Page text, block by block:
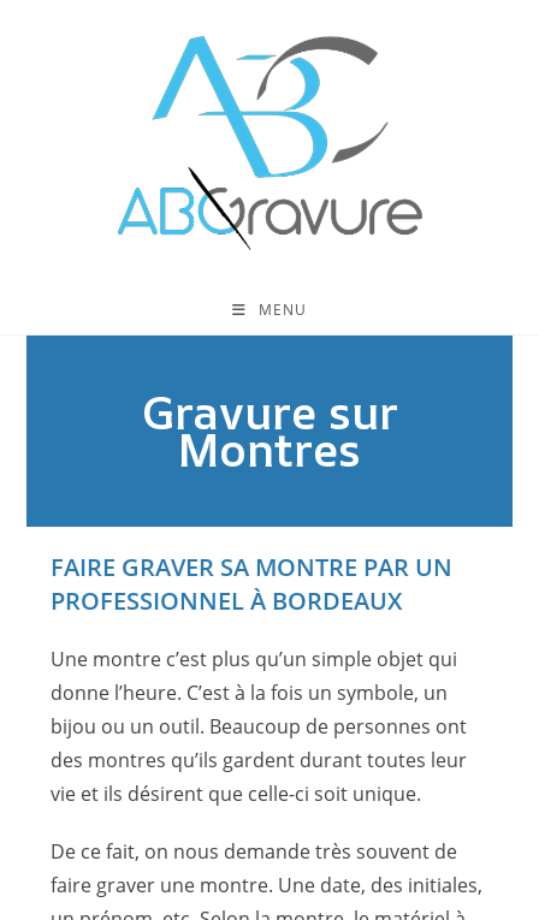
MENU
Gravure sur
Montres
FAIRE GRAVER SA MONTRE PAR UN
PROFESSIONNEL À BORDEAUX
Une montre c’est plus qu’un simple objet qui
donne l’heure. C’est à la fois un symbole, un
bijou ou un outil. Beaucoup de personnes ont
des montres qu’ils gardent durant toutes leur
vie et ils désirent que celle-ci soit unique.
De ce fait, on nous demande très souvent de
faire graver une montre. Une date, des initiales,